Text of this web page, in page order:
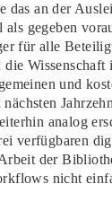
das an der
als gegeben
für alle
Wissenschaft
und
analog
verfügbaren
der
nicht